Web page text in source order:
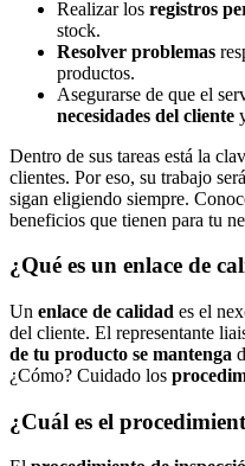
Realizar los registros
stock.
Resolver problemas
productos.
Asegurarse de que el
necesidades del cliente
Dentro de sus tareas está la
clientes. Por eso, su trabajo
sigan eligiendo siempre.
beneficios que tienen para tu
¿Qué es un enlace de
Un enlace de calidad es el
del cliente. El representante
de tu producto se mantenga
¿Cómo? Cuidado los
¿Cuál es el